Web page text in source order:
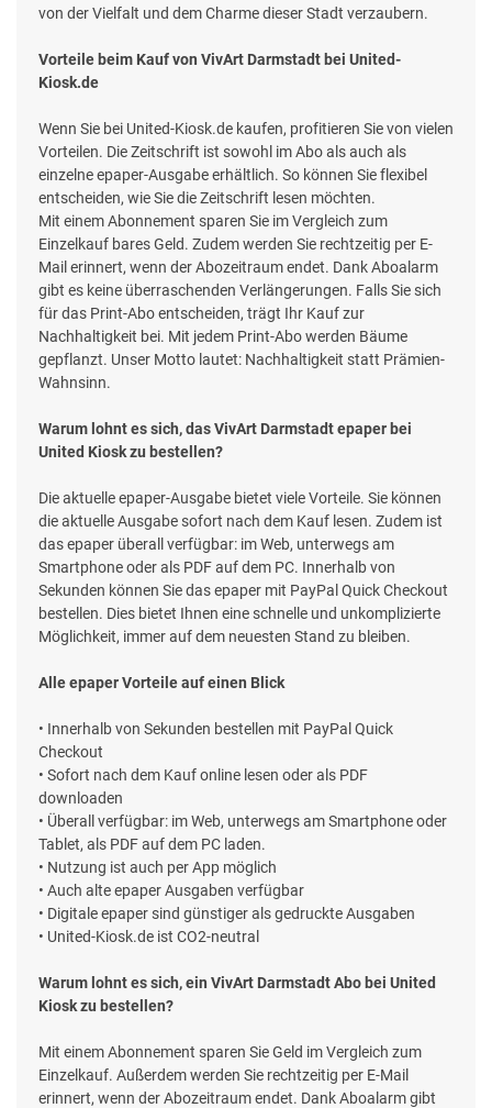
von der Vielfalt und dem Charme dieser Stadt verzaubern.
Vorteile beim Kauf von VivArt Darmstadt bei United-
Kiosk.de
Wenn Sie bei United-Kiosk.de kaufen, profitieren Sie von vielen
Vorteilen. Die Zeitschrift ist sowohl im Abo als auch als
einzelne epaper-Ausgabe erhältlich. So können Sie flexibel
entscheiden, wie Sie die Zeitschrift lesen möchten.
Mit einem Abonnement sparen Sie im Vergleich zum
Einzelkauf bares Geld. Zudem werden Sie rechtzeitig per E-
Mail erinnert, wenn der Abozeitraum endet. Dank Aboalarm
gibt es keine überraschenden Verlängerungen. Falls Sie sich
für das Print-Abo entscheiden, trägt Ihr Kauf zur
Nachhaltigkeit bei. Mit jedem Print-Abo werden Bäume
gepflanzt. Unser Motto lautet: Nachhaltigkeit statt Prämien-
Wahnsinn.
Warum lohnt es sich, das VivArt Darmstadt epaper bei
United Kiosk zu bestellen?
Die aktuelle epaper-Ausgabe bietet viele Vorteile. Sie können
die aktuelle Ausgabe sofort nach dem Kauf lesen. Zudem ist
das epaper überall verfügbar: im Web, unterwegs am
Smartphone oder als PDF auf dem PC. Innerhalb von
Sekunden können Sie das epaper mit PayPal Quick Checkout
bestellen. Dies bietet Ihnen eine schnelle und unkomplizierte
Möglichkeit, immer auf dem neuesten Stand zu bleiben.
Alle epaper Vorteile auf einen Blick
• Innerhalb von Sekunden bestellen mit PayPal Quick
Checkout
• Sofort nach dem Kauf online lesen oder als PDF
downloaden
• Überall verfügbar: im Web, unterwegs am Smartphone oder
Tablet, als PDF auf dem PC laden.
• Nutzung ist auch per App möglich
• Auch alte epaper Ausgaben verfügbar
• Digitale epaper sind günstiger als gedruckte Ausgaben
• United-Kiosk.de ist CO2-neutral
Warum lohnt es sich, ein VivArt Darmstadt Abo bei United
Kiosk zu bestellen?
Mit einem Abonnement sparen Sie Geld im Vergleich zum
Einzelkauf. Außerdem werden Sie rechtzeitig per E-Mail
erinnert, wenn der Abozeitraum endet. Dank Aboalarm gibt